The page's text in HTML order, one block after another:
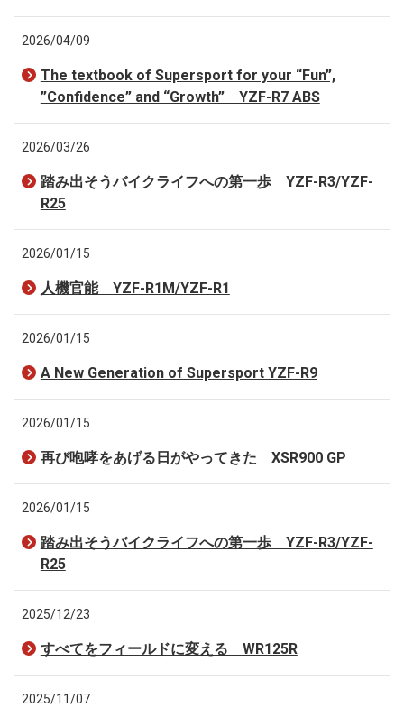
2026/04/09
The textbook of Supersport for your “Fun”,
”Confidence” and “Growth” YZF-R7 ABS
2026/03/26
踏み出そうバイクライフへの第一歩 YZF-R3/YZF-
R25
2026/01/15
人機官能 YZF-R1M/YZF-R1
2026/01/15
A New Generation of Supersport YZF-R9
2026/01/15
再び咆哮をあげる日がやってきた XSR900 GP
2026/01/15
踏み出そうバイクライフへの第一歩 YZF-R3/YZF-
R25
2025/12/23
すべてをフィールドに変える WR125R
2025/11/07